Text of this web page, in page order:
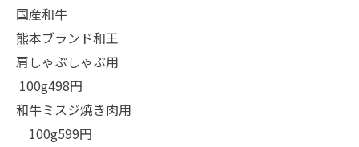
国産和牛
熊本ブランド和王
肩しゃぶしゃぶ用
100g498円
和牛ミスジ焼き肉用
100g599円